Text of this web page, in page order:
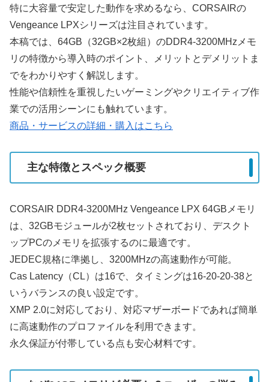
特に大容量で安定した動作を求めるなら、CORSAIRの
Vengeance LPXシリーズは注目されています。
本稿では、64GB（32GB×2枚組）のDDR4-3200MHzメモ
リの特徴から導入時のポイント、メリットとデメリットま
でをわかりやすく解説します。
性能や信頼性を重視したいゲーミングやクリエイティブ作
業での活用シーンにも触れています。
商品・サービスの詳細・購入はこちら
主な特徴とスペック概要
CORSAIR DDR4-3200MHz Vengeance LPX 64GBメモリ
は、32GBモジュールが2枚セットされており、デスクト
ップPCのメモリを拡張するのに最適です。
JEDEC規格に準拠し、3200MHzの高速動作が可能。
Cas Latency（CL）は16で、タイミングは16-20-20-38と
いうバランスの良い設定です。
XMP 2.0に対応しており、対応マザーボードであれば簡単
に高速動作のプロファイルを利用できます。
永久保証が付帯している点も安心材料です。